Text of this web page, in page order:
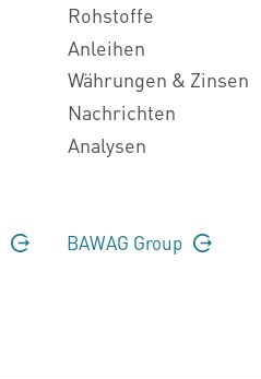
Rohstoffe
Anleihen
Währungen & Zinsen
Nachrichten
Analysen
BAWAG Group